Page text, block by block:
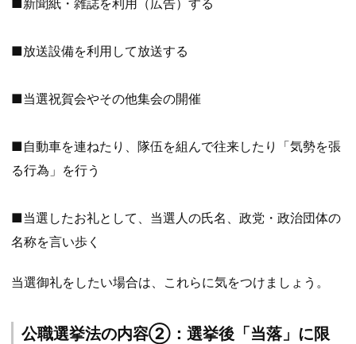
■新聞紙・雑誌を利用（広告）する
■放送設備を利用して放送する
■当選祝賀会やその他集会の開催
■自動車を連ねたり、隊伍を組んで往来したり「気勢を張
る行為」を行う
■当選したお礼として、当選人の氏名、政党・政治団体の
名称を言い歩く
当選御礼をしたい場合は、これらに気をつけましょう。
公職選挙法の内容②：選挙後「当落」に限